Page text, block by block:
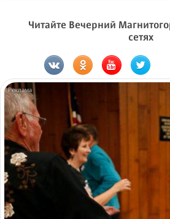
Читайте Вечерний
сетях